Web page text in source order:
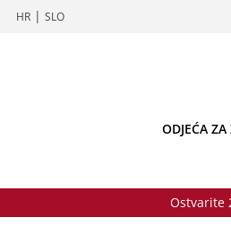
HR | SLO
ODJEĆA ZA
Ostvarite